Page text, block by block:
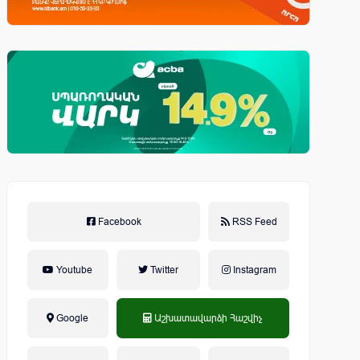
Facebook RSS Feed
Youtube Twitter Instagram
Google Աշխատավարձի Հաշվիչ